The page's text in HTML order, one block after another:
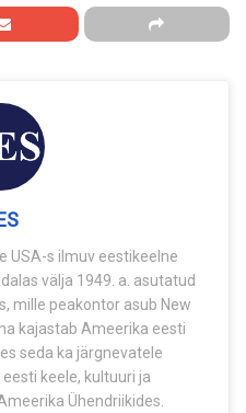
USA-s ilmuv eestikeelne
välja 1949. a. asutatud
mille peakontor asub New
kajastab Ameerika eesti
seda ka järgnevatele
keele, kultuuri ja
Ühendriikides.